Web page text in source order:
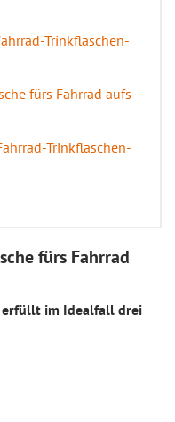
Trinkflaschen-
fürs Fahrrad aufs
Trinkflaschen-
fürs Fahrrad
erfüllt im Idealfall drei